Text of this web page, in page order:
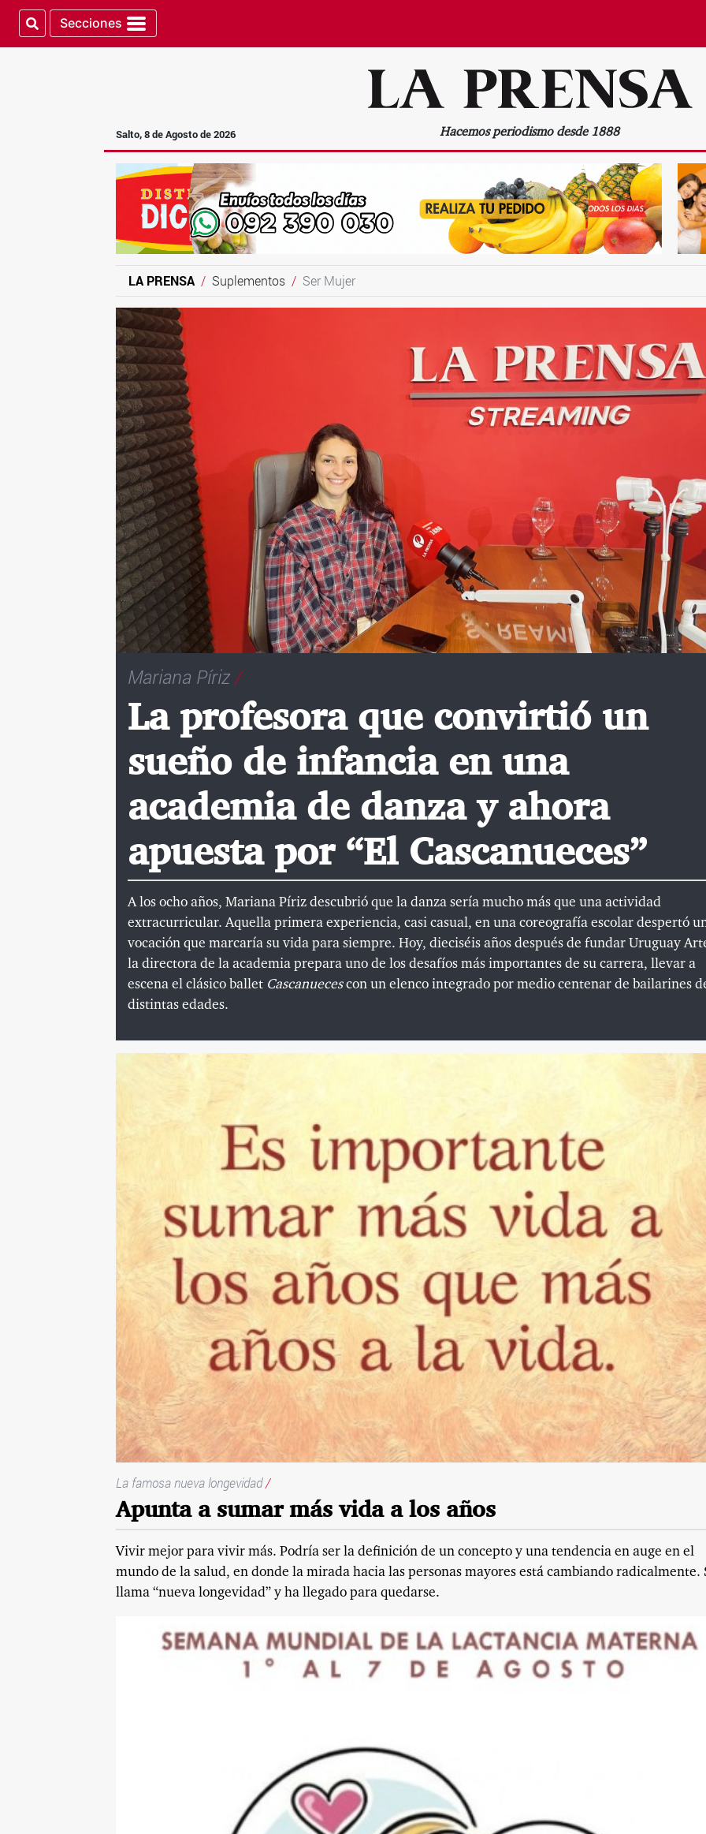
Secciones
Salto, 8 de Agosto de 2026 Hacemos periodismo desde 1888
LA PRENSA Suplementos Ser Mujer
Mariana Píriz/
La profesora que convirtió un
sueño de infancia en una
academia de danza y ahora
apuesta por “El Cascanueces”
A los ocho años, Mariana Píriz descubrió que la danza sería mucho más que una actividad
extracurricular. Aquella primera experiencia, casi casual, en una coreografía escolar despertó
vocación que marcaría su vida para siempre. Hoy, dieciséis años después de fundar Uruguay
la directora de la academia prepara uno de los desafíos más importantes de su carrera, llevar a
escena el clásico ballet Cascanuecescon un elenco integrado por medio centenar de bailarines
distintas edades.
La famosa nueva longevidad/
Apunta a sumar más vida a los años
Vivir mejor para vivir más. Podría ser la definición de un concepto y una tendencia en auge en el
mundo de la salud, en donde la mirada hacia las personas mayores está cambiando radicalmente.
llama “nueva longevidad” y ha llegado para quedarse.